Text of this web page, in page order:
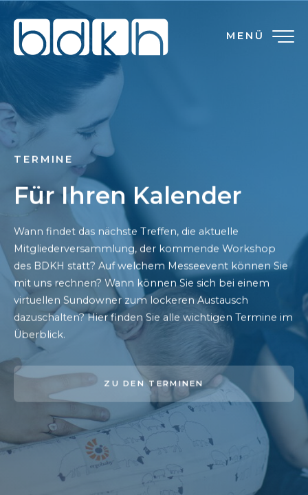
MENÜ
TERMINE
Für Ihren Kalender
Wann findet das nächste Treffen, die aktuelle
Mitgliederversammlung, der kommende Workshop
des BDKH statt? Auf welchem Messeevent können Sie
mit uns rechnen? Wann können Sie sich bei einem
virtuellen Sundowner zum lockeren Austausch
dazuschalten? Hier finden Sie alle wichtigen Termine im
Überblick.
ZU DEN TERMINEN